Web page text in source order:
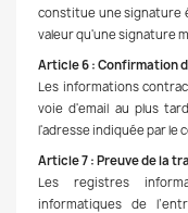
constitue une signature
valeur qu'une signature
Article 6 : Confirmation
Les informations
voie d'email au plus
l'adresse indiquée par le
Article 7 : Preuve de la
Les registres
informatiques de